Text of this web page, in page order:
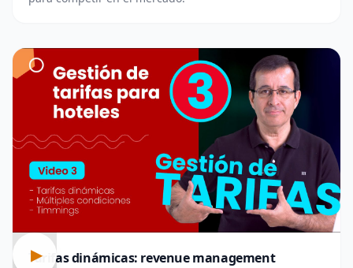
▶
Tarifas dinámicas: revenue management